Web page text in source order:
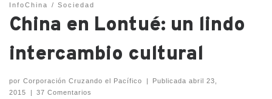
InfoChina Sociedad
China en Lontué: un lindo
intercambio cultural
por Corporación Cruzando el Pacífico Publicadaabril 23,
2015
37 Comentarios